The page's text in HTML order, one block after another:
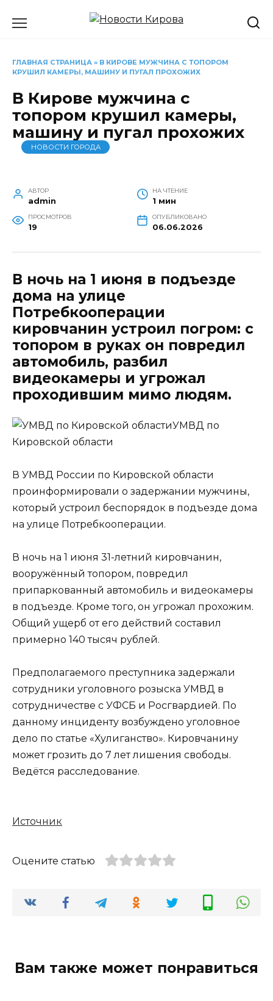
ГЛАВНАЯ СТРАНИЦА » В КИРОВЕ МУЖЧИНА С ТОПОРОМ
КРУШИЛ КАМЕРЫ, МАШИНУ И ПУГАЛ ПРОХОЖИХ
В Кирове мужчина с
топором крушил камеры,
машину и пугал прохожих
НОВОСТИ ГОРОДА
АВТОР
admin
НА ЧТЕНИЕ
1 мин
ПРОСМОТРОВ
19
ОПУБЛИКОВАНО
06.06.2026
В ночь на 1 июня в подъезде
дома на улице
Потребкооперации
кировчанин устроил погром: с
топором в руках он повредил
автомобиль, разбил
видеокамеры и угрожал
проходившим мимо людям.
УМВД по
Кировской области
В УМВД России по Кировской области
проинформировали о задержании мужчины,
который устроил беспорядок в подъезде дома
на улице Потребкооперации.
В ночь на 1 июня 31-летний кировчанин,
вооружённый топором, повредил
припаркованный автомобиль и видеокамеры
в подъезде. Кроме того, он угрожал прохожим.
Общий ущерб от его действий составил
примерно 140 тысяч рублей.
Предполагаемого преступника задержали
сотрудники уголовного розыска УМВД в
сотрудничестве с УФСБ и Росгвардией. По
данному инциденту возбуждено уголовное
дело по статье «Хулиганство». Кировчанину
может грозить до 7 лет лишения свободы.
Ведётся расследование.
Источник
Оцените статью
Вам также может понравиться